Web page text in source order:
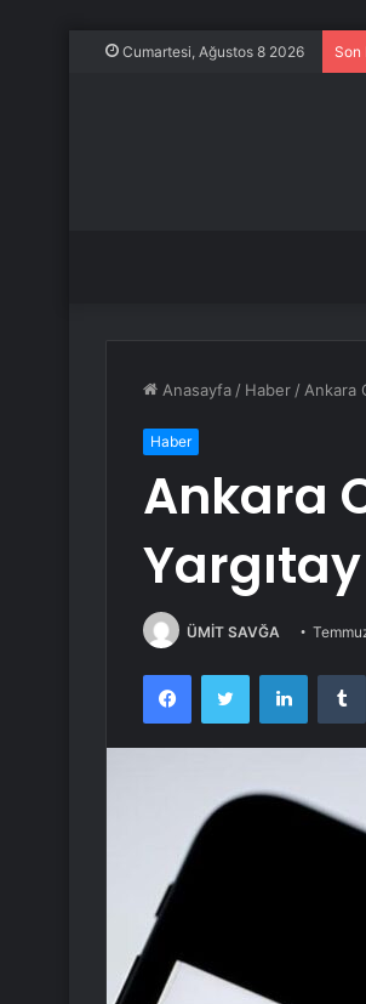
Cumartesi, Ağustos 8 2026 Son
Anasayfa / Haber / Ankara
Haber
Ankara
ÜMİT SAVĞA
FacebookTwitter LinkedIn